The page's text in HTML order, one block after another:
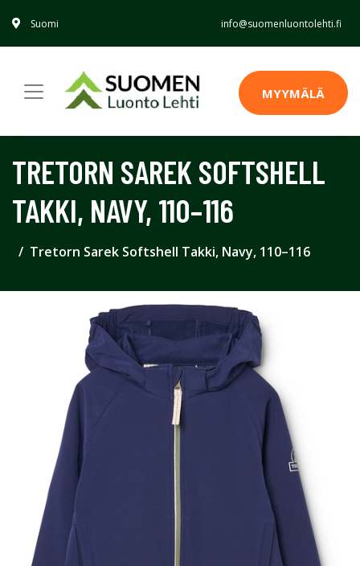
Suomi info@suomenluontolehti.fi
MYYMÄLÄ
TRETORN SAREK SOFTSHELL
TAKKI, NAVY, 110–116
Tretorn Sarek Softshell Takki, Navy, 110–116